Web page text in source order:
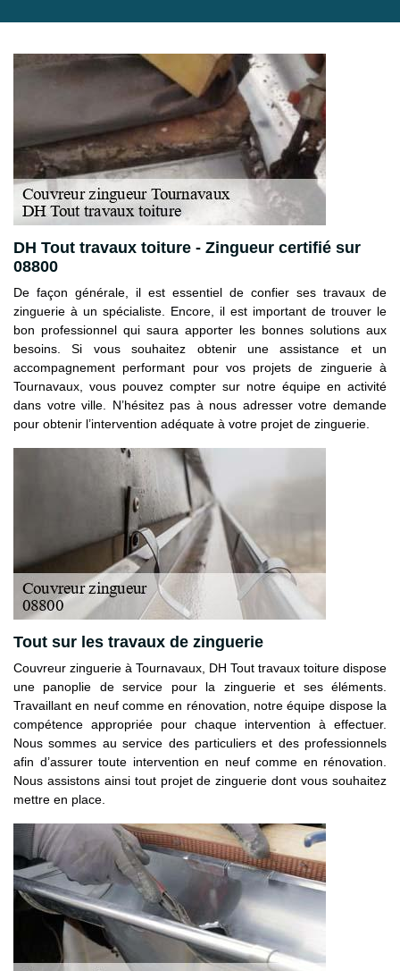
DH Tout travaux toiture - Zingueur certifié sur
08800
De façon générale, il est essentiel de confier ses travaux de
zinguerie à un spécialiste. Encore, il est important de trouver le
bon professionnel qui saura apporter les bonnes solutions aux
besoins. Si vous souhaitez obtenir une assistance et un
accompagnement performant pour vos projets de zinguerie à
Tournavaux, vous pouvez compter sur notre équipe en activité
dans votre ville. N’hésitez pas à nous adresser votre demande
pour obtenir l’intervention adéquate à votre projet de zinguerie.
Tout sur les travaux de zinguerie
Couvreur zinguerie à Tournavaux, DH Tout travaux toiture dispose
une panoplie de service pour la zinguerie et ses éléments.
Travaillant en neuf comme en rénovation, notre équipe dispose la
compétence appropriée pour chaque intervention à effectuer.
Nous sommes au service des particuliers et des professionnels
afin d’assurer toute intervention en neuf comme en rénovation.
Nous assistons ainsi tout projet de zinguerie dont vous souhaitez
mettre en place.